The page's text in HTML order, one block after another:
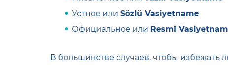
Устное или Sözlü Vasiyetname
Официальное или Resmi
В большинстве случаев, чтобы избежать